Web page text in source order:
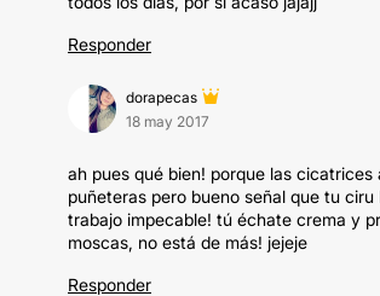
Responder
dorapecas
18 may 2017
ah pues qué bien! porque las cicatrices
puñeteras pero bueno señal que tu ciru
trabajo impecable! tú échate crema y
moscas, no está de más! jejeje
Responder